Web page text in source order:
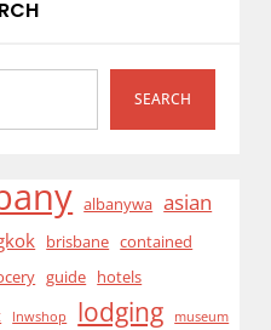
SEARCH
albanywa asian
brisbane contained
guide hotels
lnwshop lodging museum